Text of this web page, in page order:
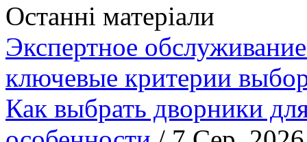
Останні матеріали
Экспертное
ключевые критерии
Как выбрать дворники